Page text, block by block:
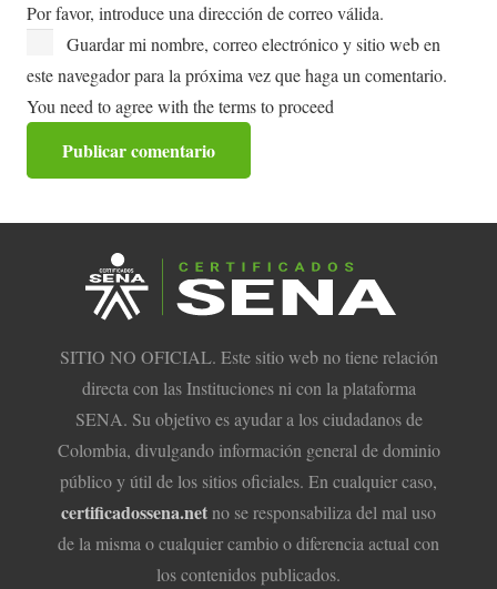
Por favor, introduce una dirección de correo válida.
Guardar mi nombre, correo electrónico y sitio web en
este navegador para la próxima vez que haga un comentario.
You need to agree with the terms to proceed
Publicar comentario
SITIO NO OFICIAL. Este sitio web no tiene relación
directa con las Instituciones ni con la plataforma
SENA. Su objetivo es ayudar a los ciudadanos de
Colombia, divulgando información general de dominio
público y útil de los sitios oficiales. En cualquier caso,
certificadossena.netno se responsabiliza del mal uso
de la misma o cualquier cambio o diferencia actual con
los contenidos publicados.